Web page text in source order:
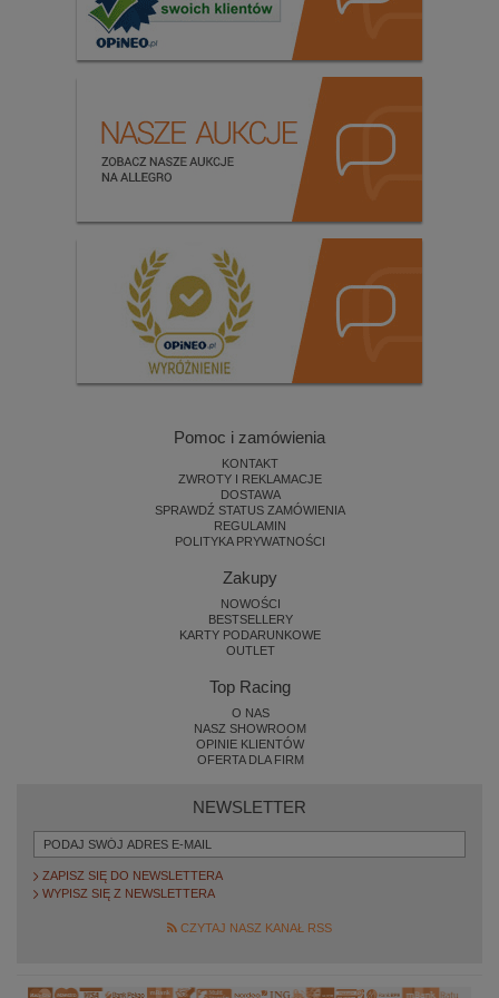
Pomoc i zamówienia
KONTAKT
ZWROTY I REKLAMACJE
DOSTAWA
SPRAWDŹ STATUS ZAMÓWIENIA
REGULAMIN
POLITYKA PRYWATNOŚCI
Zakupy
NOWOŚCI
BESTSELLERY
KARTY PODARUNKOWE
OUTLET
Top Racing
O NAS
NASZ SHOWROOM
OPINIE KLIENTÓW
OFERTA DLA FIRM
NEWSLETTER
ZAPISZ SIĘ DO NEWSLETTERA
WYPISZ SIĘ Z NEWSLETTERA
CZYTAJ NASZ KANAŁ RSS